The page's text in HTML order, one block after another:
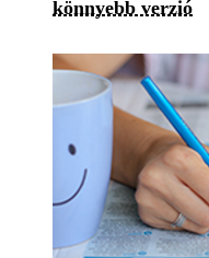
könnyebb verzió